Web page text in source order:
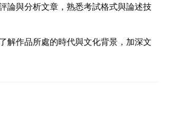
論與分析文章，熟悉考試格式與論述技
解作品所處的時代與文化背景，加深文